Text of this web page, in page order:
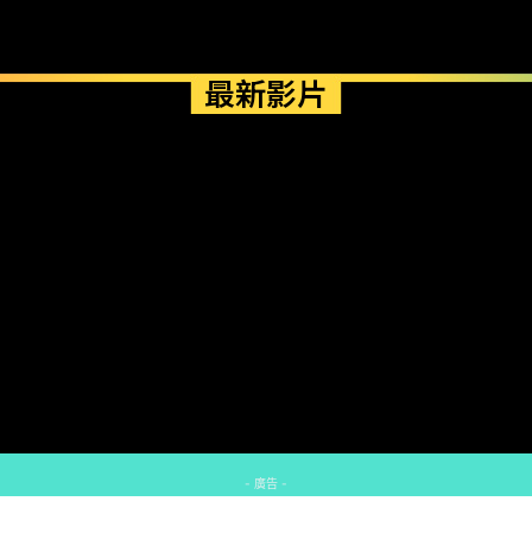
最新影片
- 廣告 -